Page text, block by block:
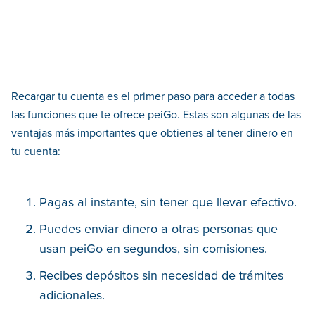
Recargar tu cuenta es el primer paso para acceder a todas
las funciones que te ofrece peiGo. Estas son algunas de las
ventajas más importantes que obtienes al tener dinero en
tu cuenta:
Pagas al instante, sin tener que llevar efectivo.
Puedes enviar dinero a otras personas que
usan peiGo en segundos, sin comisiones.
Recibes depósitos sin necesidad de trámites
adicionales.